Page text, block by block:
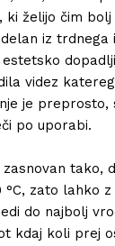
želijo čim bolj
iz trdnega
videz
je
po uporabi.
tako,
zato lahko z
do najbolj
kdaj koli prej